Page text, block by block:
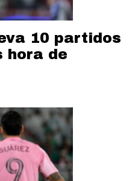
10 partidos
hora de